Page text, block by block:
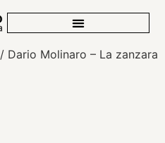
/ Dario Molinaro – La zanzara